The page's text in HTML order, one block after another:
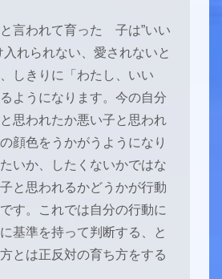
と言われて育った 子は”いい
入れられない、愛されないと
しきりに「わたし、いい
ようになります。今の自分
思われたか悪い子と思われ
顔色をうかがうようになり
いか、したくないかではな
と思われるかどうかが行動
す。これでは自分の行動に
基準を持って判断する、と
とは正反対の育ち方をする